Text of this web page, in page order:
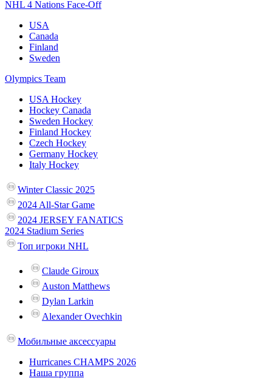
NHL 4 Nations Face-Off
USA
Canada
Finland
Sweden
Olympics Team
USA Hockey
Hockey Canada
Sweden Hockey
Finland Hockey
Czech Hockey
Germany Hockey
Italy Hockey
Winter Classic 2025
2024 All-Star Game
2024 JERSEY FANATICS
2024 Stadium Series
Топ игроки NHL
Claude Giroux
Auston Matthews
Dylan Larkin
Alexander Ovechkin
Мобильные аксессуары
Hurricanes CHAMPS 2026
Наша группа